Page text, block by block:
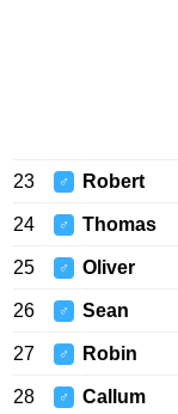
23 ♂ Robert
24 ♂ Thomas
25 ♂ Oliver
26 ♂ Sean
27 ♂ Robin
28 ♂ Callum